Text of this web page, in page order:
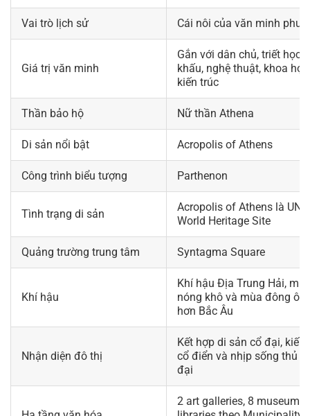
Vai trò lịch sử Cái nôi của văn minh
Giá trị văn minh
Gắn với dân chủ, triết học,
khấu, nghệ thuật, khoa
kiến trúc
Thần bảo hộ Nữ thần Athena
Di sản nổi bật Acropolis of Athens
Công trình biểu tượng Parthenon
Tình trạng di sản
Acropolis of Athens là
World Heritage Site
Quảng trường trung tâm Syntagma Square
Khí hậu
Khí hậu Địa Trung Hải,
nóng khô và mùa đông ôn
hơn Bắc Âu
Nhận diện đô thị
Kết hợp di sản cổ đại, kiến
cổ điển và nhịp sống thủ
đại
2 art galleries, 8 museums